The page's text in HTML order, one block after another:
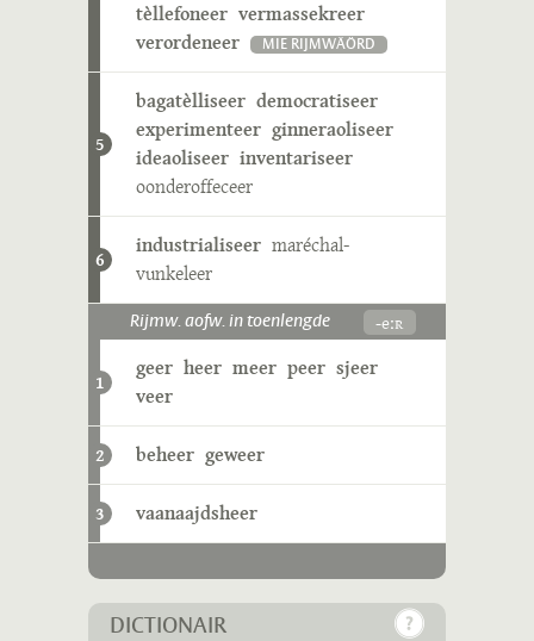
tèllefoneer vermassekreer
verordeneer
MIE RIJMWÄÖRD
5
bagatèlliseer democratiseer
experimenteer ginneraoliseer
ideaoliseer inventariseer
oonderoffeceer
6
industrialiseer maréchal-
vunkeleer
Rijmw. aofw. in toenlengde -eːʀ
1
geer heer meer peer sjeer
veer
2 beheer geweer
3 vaanaajdsheer
DICTIONAIR